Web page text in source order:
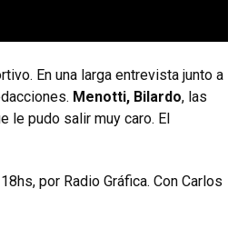
En una larga entrevista junto a
Menotti, Bilardo, las
le pudo salir muy caro. El
por Radio Gráfica. Con Carlos